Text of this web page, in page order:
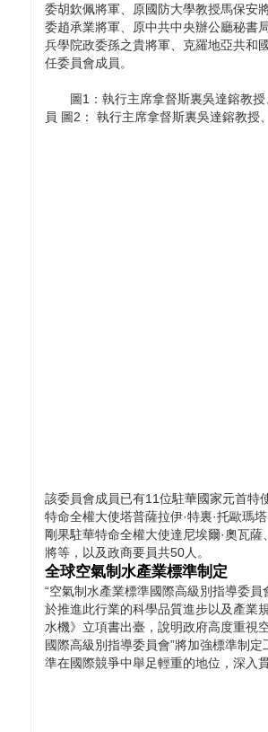
委胡欽佩將軍、原國防大學教授馬保安
委趙承業將軍、原中共中央辦公廳秘書
兵學院政委孫之貴將軍、克羅地亞共和
任委員會成員。
圖1：執行主席拿督斯裏吳達鎔教授
員 圖2： 執行主席拿督斯裏吳達鎔教授
該委員會成員已有11位駐華國家元首特
特命全權大使塔普薩拉伊·特裏·托歐瑪
剛果駐華特命全權大使達尼埃爾·奧瓦
將等，以及政商要員共50人。
全球空氣制水產業標準制定
“空氣制水產業標準國際高級別指導委
於推進此行業的科學品質進步以及產業
水機》立項書出臺，說明政府高度重視
國際高級別指導委員會”將加強標準制
準在國際競爭中舉足輕重的地位，深入